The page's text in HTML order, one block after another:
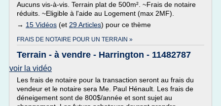
Aucuns vis-à-vis. Terrain plat de 500m². ~Frais de notaire
réduits. ~Eligible à l'aide au Logement (max 2MF).
→ 15 Vidéos (et 29 Articles) pour ce thème
FRAIS DE NOTAIRE POUR UN TERRAIN »
Terrain - à vendre - Harrington - 11482787
voir la vidéo
Les frais de notaire pour la transaction seront au frais du
vendeur et le notaire sera Me. Paul Hénault. Les frais de
déneigement sont de 800$/année et sont sujet au